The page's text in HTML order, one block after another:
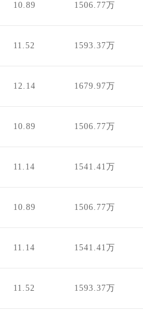
10.89 1506.77万
11.52 1593.37万
12.14 1679.97万
10.89 1506.77万
11.14 1541.41万
10.89 1506.77万
11.14 1541.41万
11.52 1593.37万